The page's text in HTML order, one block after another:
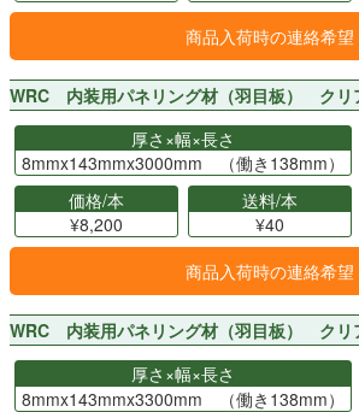
商品入荷時の連絡希望
WRC 内装用パネリング材（羽目板） クリ
厚さ×幅×長さ
8mmx143mmx3000mm （働き138mm）
価格/本
¥8,200
送料/本
¥40
商品入荷時の連絡希望
WRC 内装用パネリング材（羽目板） クリ
厚さ×幅×長さ
8mmx143mmx3300mm （働き138mm）